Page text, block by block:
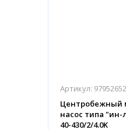
Артикул:
Центробежный
насос типа "ин-
40-430/2/4.0K